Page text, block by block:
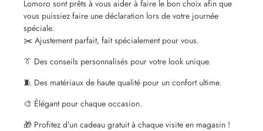
Lomoro sont prêts à vous aider à faire le bon choix afin que
vous puissiez faire une déclaration lors de votre journée
spéciale.
✂️ Ajustement parfait, fait spécialement pour vous.
👔 Des conseils personnalisés pour votre look unique.
🧵 Des matériaux de haute qualité pour un confort ultime.
🎨 Élégant pour chaque occasion.
🎁 Profitez d’un cadeau gratuit à chaque visite en magasin !